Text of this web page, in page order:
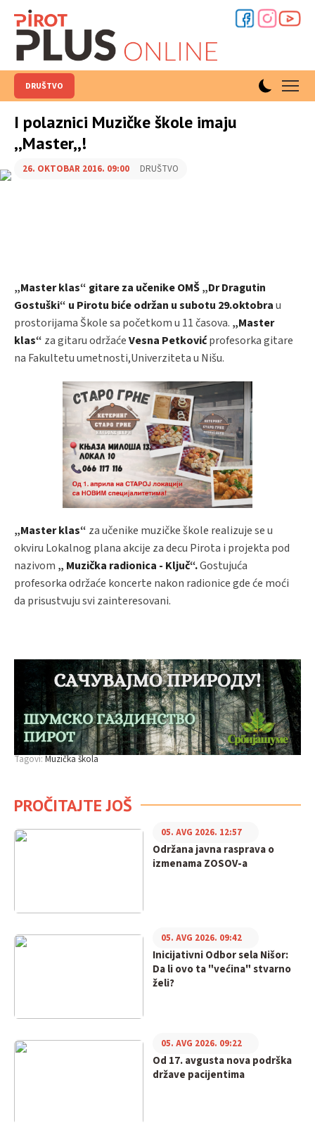
DRUŠTVO
I polaznici Muzičke škole imaju
,,Master,,!
26. OKTOBAR 2016. 09:00 DRUŠTVO
„Master klas“ gitare za učenike OMŠ „Dr Dragutin
Gostuški“ u Pirotu biće održan u subotu 29.oktobrau
prostorijama Škole sa početkom u 11 časova. „Master
klas“ za gitaru održaćeVesna Petkovićprofesorka gitare
na Fakultetu umetnosti,Univerziteta u Nišu.
„Master klas“ za učenike muzičke škole realizuje se u
okviru Lokalnog plana akcije za decu Pirota i projekta pod
nazivom „ Muzička radionica - Ključ“.Gostujuća
profesorka održaće koncerte nakon radionice gde će moći
da prisustvuju svi zainteresovani.
Tagovi:Muzička škola
PROČITAJTE JOŠ
Održana javna rasprava o
izmenama ZOSOV-a
05. AVG 2026. 12:57
Inicijativni Odbor sela Nišor:
Da li ovo ta "većina" stvarno
želi?
05. AVG 2026. 09:42
Od 17. avgusta nova podrška
države pacijentima
05. AVG 2026. 09:22